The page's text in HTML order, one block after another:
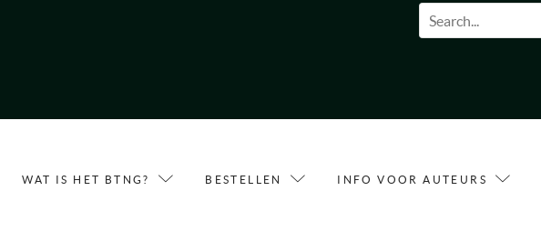
Zoekveld
WAT IS HET BTNG? BESTELLEN INFO VOOR AUTEURS